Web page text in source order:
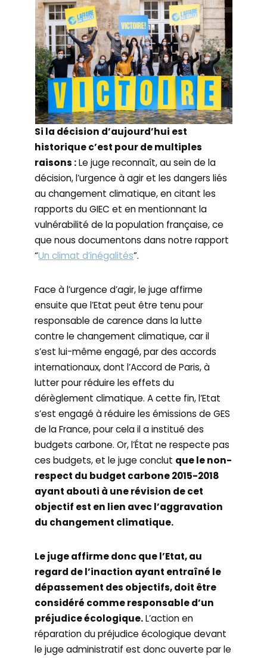
Si la décision d’aujourd’hui est
historique c’est pour de multiples
raisons :Le juge reconnaît, au sein de la
décision, l’urgence à agir et les dangers liés
au changement climatique, en citant les
rapports du GIEC et en mentionnant la
vulnérabilité de la population française, ce
que nous documentons dans notre rapport
“Un climat d’inégalités”.
Face à l’urgence d’agir, le juge affirme
ensuite que l’Etat peut être tenu pour
responsable de carence dans la lutte
contre le changement climatique, car il
s’est lui-même engagé, par des accords
internationaux, dont l’Accord de Paris, à
lutter pour réduire les effets du
dérèglement climatique. A cette fin, l’Etat
s’est engagé à réduire les émissions de GES
de la France, pour cela il a institué des
budgets carbone. Or, l’État ne respecte pas
ces budgets, et le juge conclut que le non-
respect du budget carbone 2015-2018
ayant abouti à une révision de cet
objectif est en lien avec l’aggravation
du changement climatique.
Le juge affirme donc que l’Etat, au
regard de l’inaction ayant entraîné le
dépassement des objectifs, doit être
considéré comme responsable d’un
préjudice écologique.L’action en
réparation du préjudice écologique devant
le juge administratif est donc ouverte par le